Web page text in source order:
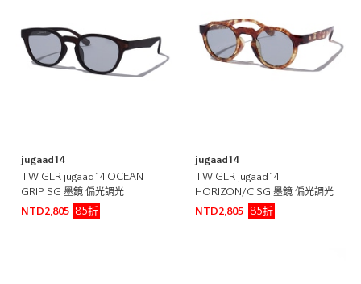
jugaad14
TW GLR jugaad14 OCEAN
GRIP SG 墨鏡 偏光調光
NTD2,805
85折
jugaad14
TW GLR jugaad14
HORIZON/C SG 墨鏡 偏光調光
NTD2,805
85折